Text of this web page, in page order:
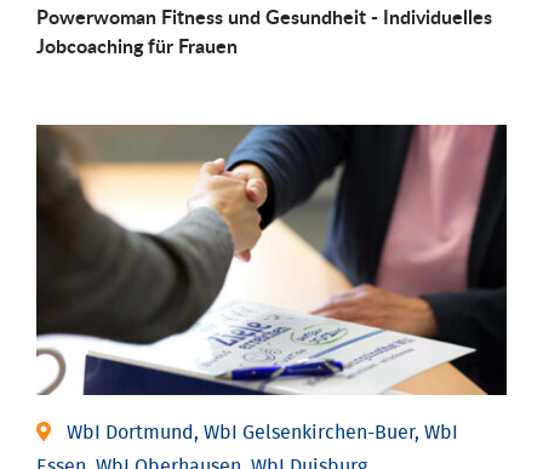
Powerwoman Fitness und Gesund­heit - Individu­elles
Job­coaching für Frauen
WbI Dortmund, WbI Gelsenkirchen-Buer, WbI